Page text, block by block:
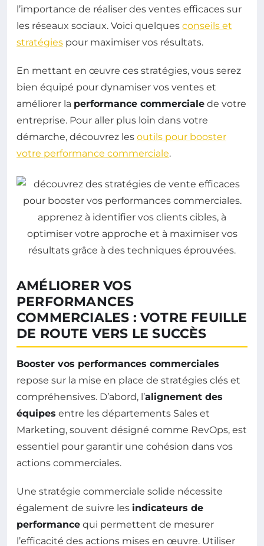
l’importance de réaliser des ventes efficaces sur
les réseaux sociaux. Voici quelques conseils et
stratégies pour maximiser vos résultats.
En mettant en œuvre ces stratégies, vous serez
bien équipé pour dynamiser vos ventes et
améliorer la performance commerciale de votre
entreprise. Pour aller plus loin dans votre
démarche, découvrez les outils pour booster
votre performance commerciale.
AMÉLIORER VOS
PERFORMANCES
COMMERCIALES : VOTRE FEUILLE
DE ROUTE VERS LE SUCCÈS
Booster vos performances commerciales
repose sur la mise en place de stratégies clés et
compréhensives. D’abord, l’alignement des
équipes entre les départements Sales et
Marketing, souvent désigné comme RevOps, est
essentiel pour garantir une cohésion dans vos
actions commerciales.
Une stratégie commerciale solide nécessite
également de suivre les indicateurs de
performance qui permettent de mesurer
l’efficacité des actions mises en œuvre. Utiliser